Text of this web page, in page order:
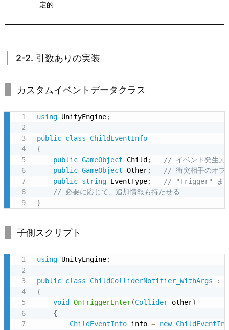
定的
2-2. 引数ありの実装
カスタムイベントデータクラス
using UnityEngine;
public class
ChildEventInfo
{
public GameObject Child ;
// イベント発生元
public GameObject Other;
// 衝突相手のオ
public string EventType;
// "Trigger" ま
// 必要に応じて、追加情報も持たせる
}
子側スクリプト
using UnityEngine;
public class ChildColliderNotifier_WithArgs :
{
void
OnTriggerEnter(Collider other)
{
ChildEventInfo info = new